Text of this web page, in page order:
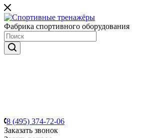
Фабрика спортивного оборудования
8 (495) 374-72-06
Заказать звонок